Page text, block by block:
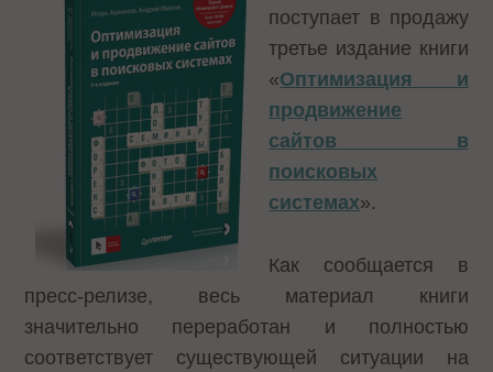
поступает в продажу
третье издание книги
«Оптимизация и
продвижение
сайтов в
поисковых
системах».
Как сообщается в
пресс-релизе, весь материал книги
значительно переработан и полностью
соответствует существующей ситуации на